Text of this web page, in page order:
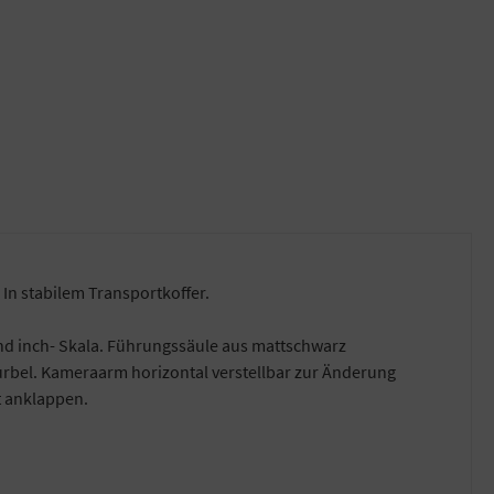
stabilem Transportkoffer.
inch- Skala. Führungssäule aus mattschwarz
Kameraarm horizontal verstellbar zur Änderung
anklappen.